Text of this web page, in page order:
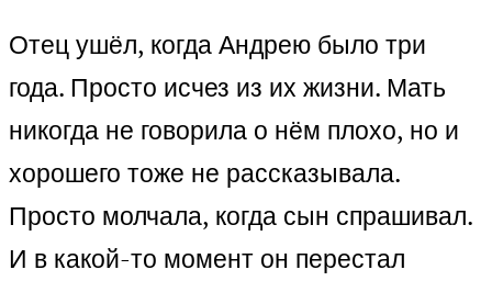
Отец ушёл, когда Андрею было три
года. Просто исчез из их жизни. Мать
никогда не говорила о нём плохо, но и
хорошего тоже не рассказывала.
Просто молчала, когда сын спрашивал.
И в какой-то момент он перестал